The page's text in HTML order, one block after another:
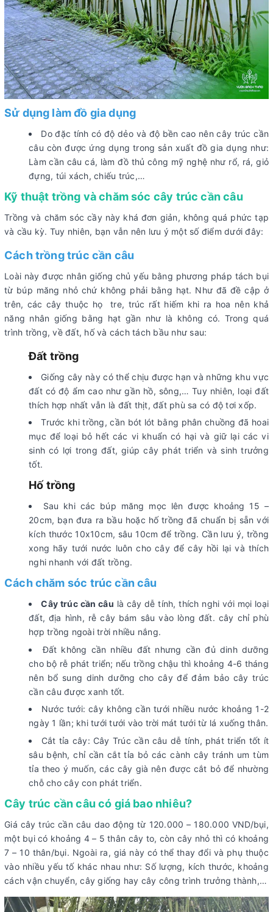
Sử dụng làm đồ gia dụng
Do đặc tính có độ dẻo và độ bền cao nên cây trúc cần
câu còn được ứng dụng trong sản xuất đồ gia dụng như:
Làm cần câu cá, làm đồ thủ công mỹ nghệ như rổ, rá, giỏ
đựng, túi xách, chiếu trúc,…
Kỹ thuật trồng và chăm sóc cây trúc cần câu
Trồng và chăm sóc cầy này khá đơn giản, không quá phức tạp
và cầu kỳ. Tuy nhiên, bạn vẫn nên lưu ý một số điểm dưới đây:
Cách trồng trúc cần câu
Loài này được nhân giống chủ yếu bằng phương pháp tách bụi
từ búp măng nhỏ chứ không phải bằng hạt. Như đã đề cập ở
trên, các cây thuộc họ tre, trúc rất hiếm khi ra hoa nên khả
năng nhân giống bằng hạt gần như là không có. Trong quá
trình trồng, về đất, hố và cách tách bầu như sau:
Đất trồng
Giống cây này có thể chịu được hạn và những khu vực
đất có độ ẩm cao như gần hồ, sông,… Tuy nhiên, loại đất
thích hợp nhất vẫn là đất thịt, đất phù sa có độ tơi xốp.
Trước khi trồng, cần bót lót bằng phân chuồng đã hoai
mục để loại bỏ hết các vi khuẩn có hại và giữ lại các vi
sinh có lợi trong đất, giúp cây phát triển và sinh trưởng
tốt.
Hố trồng
Sau khi các búp măng mọc lên được khoảng 15 –
20cm, bạn đưa ra bầu hoặc hố trồng đã chuẩn bị sẵn với
kích thước 10x10cm, sâu 10cm để trồng. Cần lưu ý, trồng
xong hãy tưới nước luôn cho cây để cây hồi lại và thích
nghi nhanh với đất trồng.
Cách chăm sóc trúc cần câu
Cây trúc cần câu là cây dễ tính, thích nghi với mọi loại
đất, địa hình, rễ cây bám sâu vào lòng đất. cây chỉ phù
hợp trồng ngoài trời nhiều nắng.
Đất không cần nhiều đất nhưng cần đủ dinh dưỡng
cho bộ rễ phát triển; nếu trồng chậu thì khoảng 4-6 tháng
nên bổ sung dinh dưỡng cho cây để đảm bảo cây trúc
cần câu được xanh tốt.
Nước tưới: cây không cần tưới nhiều nước khoảng 1-2
ngày 1 lần; khi tưới tưới vào trời mát tưới từ lá xuống thân.
Cắt tỉa cây: Cây Trúc cần câu dễ tính, phát triển tốt ít
sâu bệnh, chỉ cần cắt tỉa bỏ các cành cây tránh um tùm
tỉa theo ý muốn, các cây già nên được cắt bỏ để nhường
chỗ cho cây con phát triển.
Cây trúc cần câu có giá bao nhiêu?
Giá cây trúc cần câu dao động từ 120.000 – 180.000 VND/bụi,
một bụi có khoảng 4 – 5 thân cây to, còn cây nhỏ thì có khoảng
7 – 10 thân/bụi. Ngoài ra, giá này có thể thay đổi và phụ thuộc
vào nhiều yếu tố khác nhau như: Số lượng, kích thước, khoảng
cách vận chuyển, cây giống hay cây công trình trưởng thành,…